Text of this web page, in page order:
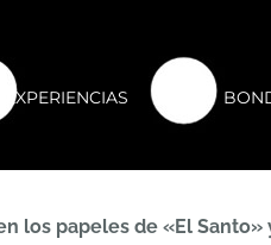
EXPERIENCIAS CLUB
los papeles de «El Santo»